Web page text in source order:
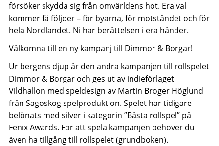
försöker skydda sig från omvärldens hot. Era val
kommer få följder – för byarna, för motståndet och för
hela Nordlandet. Ni har berättelsen i era händer.
Välkomna till en ny kampanj till Dimmor & Borgar!
Ur bergens djup är den andra kampanjen till rollspelet
Dimmor & Borgar och ges ut av indieförlaget
Vildhallon med speldesign av Martin Broger Höglund
från Sagoskog spelproduktion. Spelet har tidigare
belönats med silver i kategorin ”Bästa rollspel” på
Fenix Awards. För att spela kampanjen behöver du
även ha tillgång till rollspelet (grundboken).